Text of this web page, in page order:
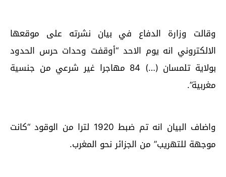
وقالت وزارة الدفاع في بيان نشرته على موقعها
الالكتروني انه يوم الاحد “أوقفت وحدات حرس الحدود
بولاية تلمسان (…) 84 مهاجرا غير شرعي من جنسية
مغربية”.
واضاف البيان انه تم ضبط 1920 لترا من الوقود “كانت
موجهة للتهريب” من الجزائر نحو المغرب.